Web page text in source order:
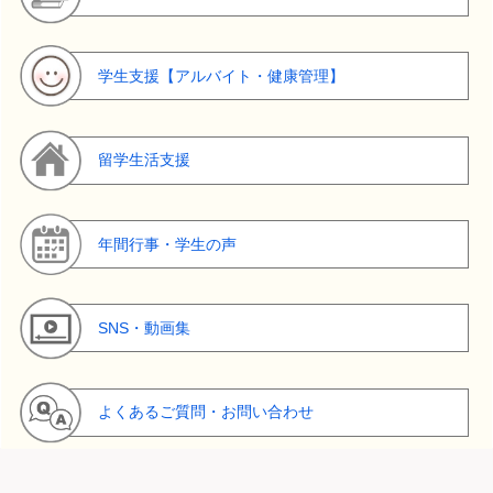
学生支援【アルバイト・健康管理】
留学生活支援
年間行事・学生の声
SNS・動画集
よくあるご質問・お問い合わせ